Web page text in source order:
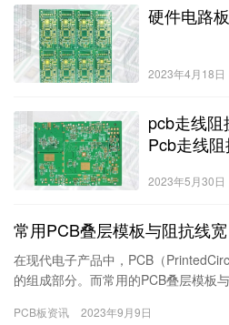
硬件电路
2023年4月18日
pcb走线阻
Pcb走线
2023年5月30日
常用PCB叠层模板与阻抗线宽
在现代电子产品中，PCB（
的组成部分。而常用的PCB叠层模板
PCB板资讯 2023年9月9日